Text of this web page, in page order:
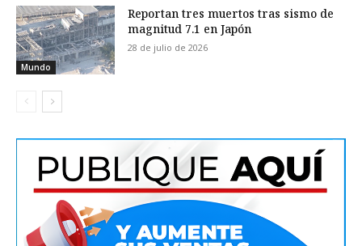
Mundo
Reportan tres muertos tras sismo de
magnitud 7.1 en Japón
28 de julio de 2026